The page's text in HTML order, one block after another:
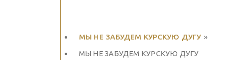
МЫ НЕ ЗАБУДЕМ КУРСКУЮ ДУГУ »
МЫ НЕ ЗАБУДЕМ КУРСКУЮ ДУГУ